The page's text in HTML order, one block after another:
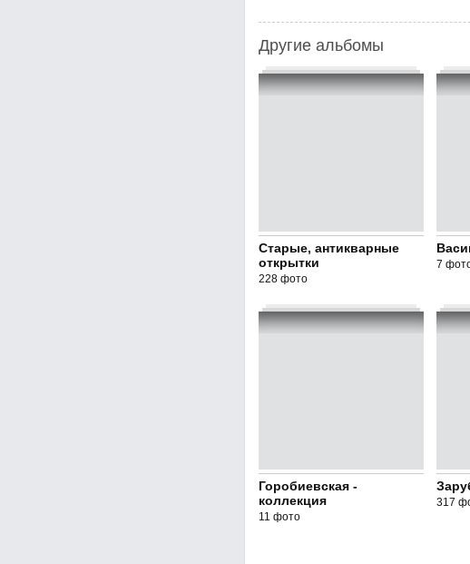
Другие альбомы
Старые, антикварные
открытки
228 фото
7
Горобиевская -
коллекция
11 фото
317